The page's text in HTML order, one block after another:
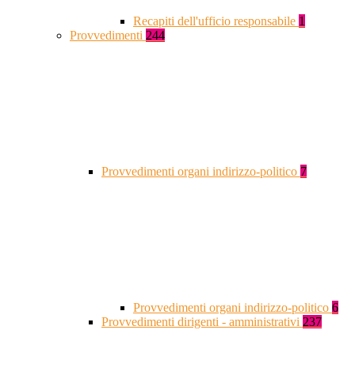
Recapiti dell'ufficio responsabile 1
Provvedimenti 244
Provvedimenti organi indirizzo-politico 7
Provvedimenti organi indirizzo-politico 6
Provvedimenti dirigenti - amministrativi 237